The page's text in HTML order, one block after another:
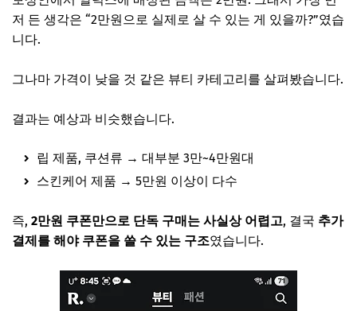
저 든 생각은 “2만원으로 실제로 살 수 있는 게 있을까?”였습
니다.
그나마 가격이 낮을 것 같은 뷰티 카테고리를 살펴봤습니다.
결과는 예상과 비슷했습니다.
립 제품, 쿠션류 → 대부분 3만~4만원대
스킨케어 제품 → 5만원 이상이 다수
즉, 2만원 쿠폰만으로 단독 구매는 사실상 어렵고, 결국 추가
결제를 해야 쿠폰을 쓸 수 있는 구조였습니다.